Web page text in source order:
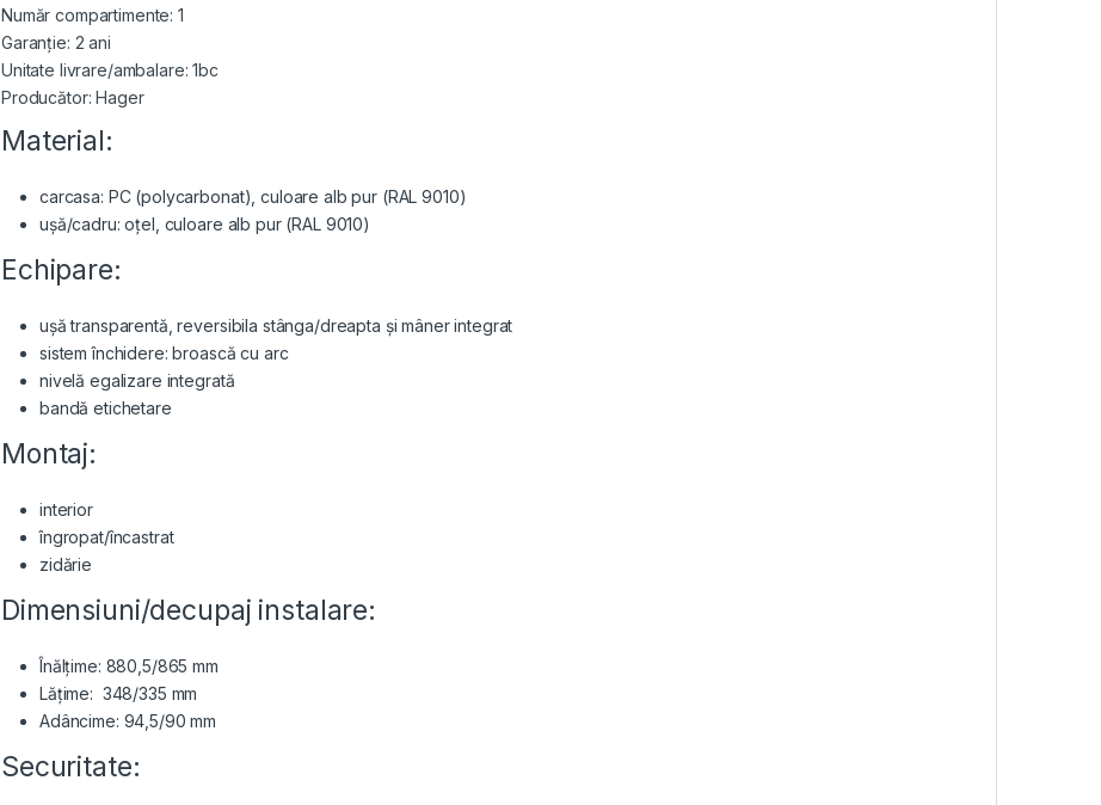
Număr compartimente: 1
Garanție: 2 ani
Unitate livrare/ambalare: 1bc
Producător: Hager
Material:
carcasa: PC (polycarbonat), culoare alb pur (RAL 9010)
ușă/cadru: oțel, culoare alb pur (RAL 9010)
Echipare:
ușă transparentă, reversibila stânga/dreapta și mâner integrat
sistem închidere: broască cu arc
nivelă egalizare integrată
bandă etichetare
Montaj:
interior
îngropat/încastrat
zidărie
Dimensiuni/decupaj instalare:
Înălțime: 880,5/865 mm
Lățime: 348/335 mm
Adâncime: 94,5/90 mm
Securitate: